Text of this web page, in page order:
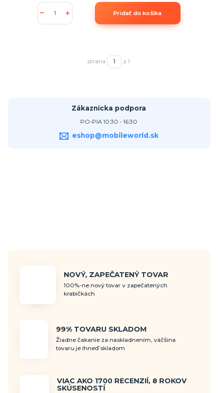
Pridať do košíka
strana z 1
Zákaznícka podpora
PO-PIA 10:30 - 16:30
eshop@mobileworld.sk
NOVÝ, ZAPEČATENÝ TOVAR
100%-ne nový tovar v zapečatených
krabičkách
99% TOVARU SKLADOM
Žiadne čakanie za naskladnením, väčšina
tovaru je ihneď skladom
VIAC AKO 1700 RECENZIÍ, 8 ROKOV
SKÚSENOSTÍ